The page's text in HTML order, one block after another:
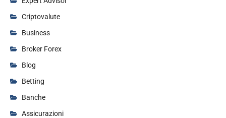
Criptovalute
Business
Broker Forex
Blog
Betting
Banche
Assicurazioni